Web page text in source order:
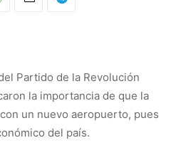
Partido de la Revolución
la importancia de que la
un nuevo aeropuerto, pues
del país.